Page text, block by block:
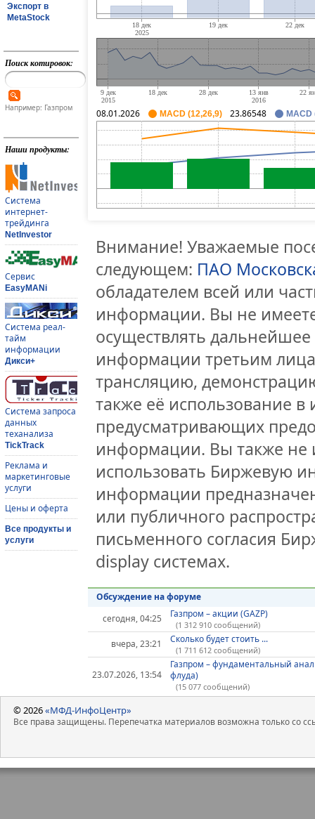
Экспорт в
MetaStock
Поиск котировок:
Например: Газпром
Наши продукты:
Система
интернет-
трейдинга
NetInvestor
Сервис
EasyMANi
Система реал-
тайм
информации
Дикси+
Система запроса
данных
теханализа
TickTrack
Реклама и
маркетинговые
услуги
Цены и оферта
Все продукты и
услуги
08.01.2026 MACD (12,26,9) 23.86548 MACD
Внимание! Уважаемые
следующем: ПАО
обладателем всей или
информации. Вы не
осуществлять
информации третьим
трансляцию,
также её использование
предусматривающих
информации. Вы также не
использовать Биржевую
информации
или публичного
письменного согласия
display системах.
Обсуждение на форуме
сегодня, 04:25
Газпром – акции (GAZP)
(1 312 910 сообщений)
вчера, 23:21 Сколько будет стоить ...
(1 711 612 сообщений)
23.07.2026, 13:54
Газпром – фундаментальный
флуда)
(15 077 сообщений)
© 2026«МФД-ИнфоЦентр»
Все права защищены. Перепечатка материалов возможна только со